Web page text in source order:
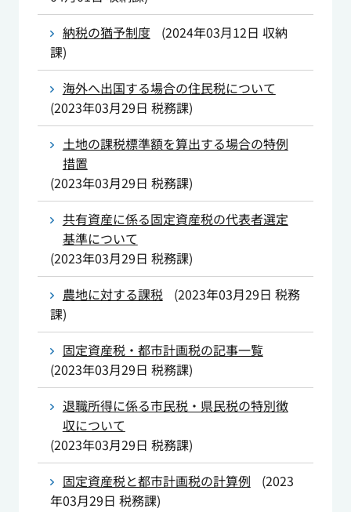
納税の猶予制度
(2024年03月12日 収納
課)
海外へ出国する場合の住民税について
(2023年03月29日 税務課)
土地の課税標準額を算出する場合の特例
措置
(2023年03月29日 税務課)
共有資産に係る固定資産税の代表者選定
基準について
(2023年03月29日 税務課)
農地に対する課税
(2023年03月29日 税務
課)
固定資産税・都市計画税の記事一覧
(2023年03月29日 税務課)
退職所得に係る市民税・県民税の特別徴
収について
(2023年03月29日 税務課)
固定資産税と都市計画税の計算例
(2023
年03月29日 税務課)